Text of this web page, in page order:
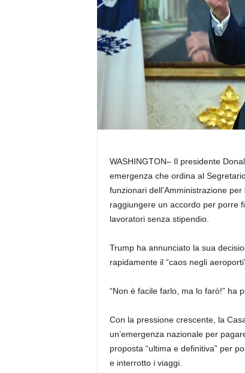
WASHINGTON– Il presidente
emergenza che ordina al
funzionari dell’Amministrazione
raggiungere un accordo per porre
lavoratori senza stipendio.
Trump ha annunciato la sua
rapidamente il “caos negli
“Non è facile farlo, ma lo farò!” ha
Con la pressione crescente, la
un’emergenza nazionale per
proposta “ultima e definitiva” per
e interrotto i viaggi.